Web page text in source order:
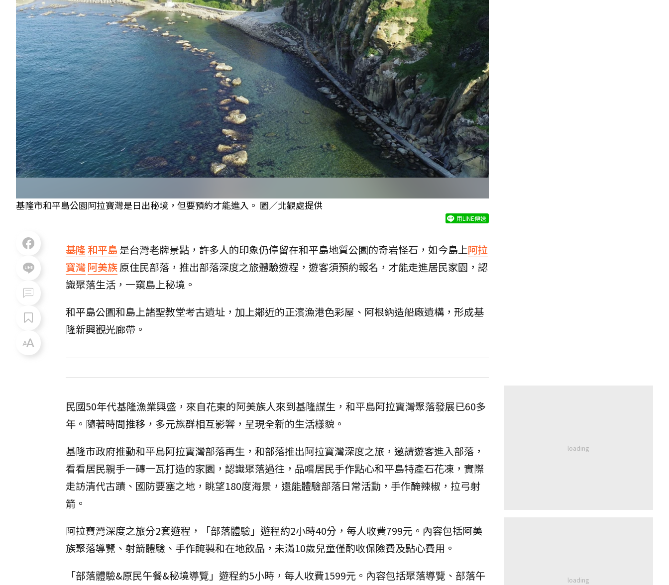
基隆市和平島公園阿拉寶灣是日出秘境，但要預約才能進入。 圖／北觀處提供
用LINE傳送
基隆 和平島 是台灣老牌景點，許多人的印象仍停留在和平島地質公園的奇岩怪石，如今島上阿拉
寶灣阿美族原住民部落，推出部落深度之旅體驗遊程，遊客須預約報名，才能走進居民家園，認
識聚落生活，一窺島上秘境。
和平島公園和島上諸聖教堂考古遺址，加上鄰近的正濱漁港色彩屋、阿根納造船廠遺構，形成基
隆新興觀光廊帶。
民國50年代基隆漁業興盛，來自花東的阿美族人來到基隆謀生，和平島阿拉寶灣聚落發展已60多
年。隨著時間推移，多元族群相互影響，呈現全新的生活樣貌。
基隆市政府推動和平島阿拉寶灣部落再生，和部落推出阿拉寶灣深度之旅，邀請遊客進入部落，
看看居民親手一磚一瓦打造的家園，認識聚落過往，品嚐居民手作點心和平島特產石花凍，實際
走訪清代古蹟、國防要塞之地，眺望180度海景，還能體驗部落日常活動，手作醃辣椒，拉弓射
箭。
阿拉寶灣深度之旅分2套遊程，「部落體驗」遊程約2小時40分，每人收費799元。內容包括阿美
族聚落導覽、射箭體驗、手作醃製和在地飲品，未滿10歲兒童僅酌收保險費及點心費用。
「部落體驗&原民午餐&秘境導覽」遊程約5小時，每人收費1599元。內容包括聚落導覽、部落午